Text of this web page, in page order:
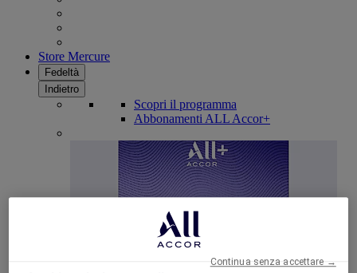
Store Mercure
Fedeltà
Indietro
Scopri il programma
Abbonamenti ALL Accor+
Continua senza accettare →